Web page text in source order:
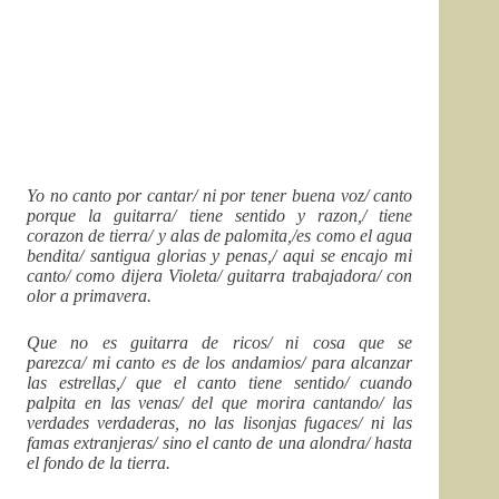
Yo no canto por cantar/ ni por tener buena voz/ canto
porque la guitarra/ tiene sentido y razon,/ tiene
corazon de tierra/ y alas de palomita,/es como el agua
bendita/ santigua glorias y penas,/ aqui se encajo mi
canto/ como dijera Violeta/ guitarra trabajadora/ con
olor a primavera.
Que no es guitarra de ricos/ ni cosa que se
parezca/ mi canto es de los andamios/ para alcanzar
las estrellas,/ que el canto tiene sentido/ cuando
palpita en las venas/ del que morira cantando/ las
verdades verdaderas, no las lisonjas fugaces/ ni las
famas extranjeras/ sino el canto de una alondra/ hasta
el fondo de la tierra.